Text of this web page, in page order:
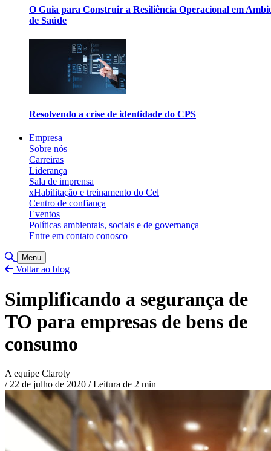
O Guia para Construir a Resiliência Operacional em
de Saúde
Resolvendo a crise de identidade do CPS
Empresa
Sobre nós
Carreiras
Liderança
Sala de imprensa
xHabilitação e treinamento do Cel
Centro de confiança
Eventos
Políticas ambientais, sociais e de governança
Entre em contato conosco
Alternar pesquisa
Menu
Voltar ao blog
Simplificando a segurança de
TO para empresas de bens de
consumo
A equipe Claroty
/ 22 de julho de 2020 /Leitura de 2 min